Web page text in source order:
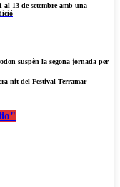
al 13 de setembre amb una
suspèn la segona jornada per
nit del Festival Terramar